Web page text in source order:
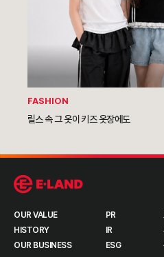
FASHION
릴스 속 그 옷이 키즈 옷장에도
OUR VALUE
HISTORY
OUR BUSINESS
PR
IR
ESG